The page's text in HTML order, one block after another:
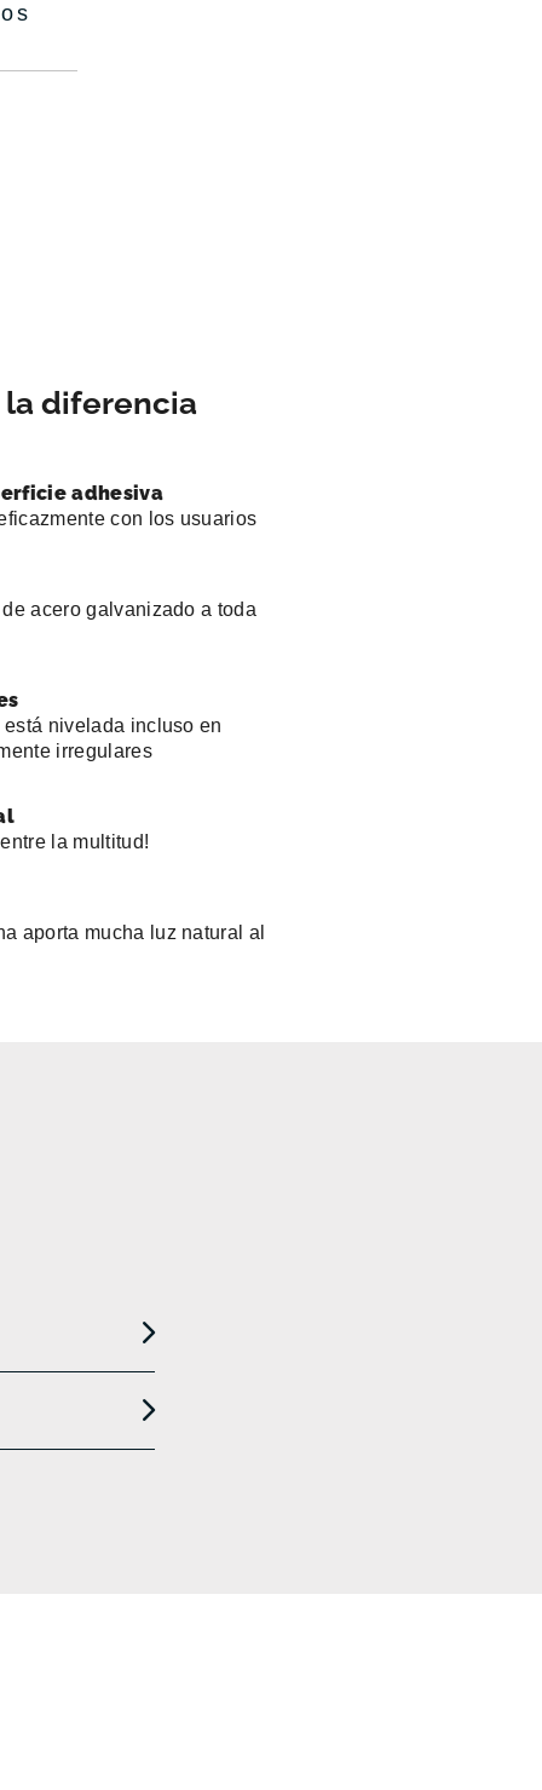
la diferencia
adhesiva
con los usuarios
acero galvanizado a toda
está nivelada incluso en
irregulares
la multitud!
aporta mucha luz natural al